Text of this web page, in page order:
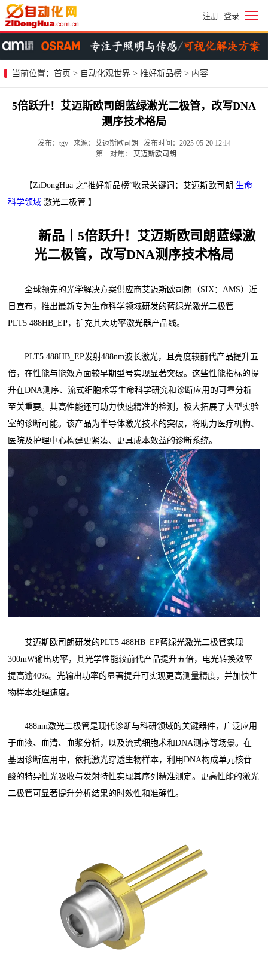
注册 | 登录
当前位置： 首页 > 自动化观世界 > 推好新品榜 > 内容
5倍跃升！艾迈斯欧司朗蓝绿激光二极管，改写DNA
测序技术格局
发布：tgy 来源：艾迈斯欧司朗 发布时间：2025-05-20 12:14
第一对焦： 艾迈斯欧司朗
【ZiDongHua 之“推好新品榜”收录关键词：艾迈斯欧司朗 生命
科学领域 激光二极管 】
新品丨5倍跃升！艾迈斯欧司朗蓝绿激
光二极管，改写DNA测序技术格局
全球领先的光学解决方案供应商艾迈斯欧司朗（SIX：AMS）近
日宣布，推出最新专为生命科学领域研发的蓝绿光激光二极管——
PLT5 488HB_EP，扩充其大功率激光器产品线。
PLT5 488HB_EP发射488nm波长激光，且亮度较前代产品提升五
倍，在性能与能效方面较早期型号实现显著突破。这些性能指标的提
升在DNA测序、流式细胞术等生命科学研究和诊断应用的可靠分析
至关重要。其高性能还可助力快速精准的检测，极大拓展了大型实验
室的诊断可能。该产品为半导体激光技术的突破，将助力医疗机构、
医院及护理中心构建更紧凑、更具成本效益的诊断系统。
艾迈斯欧司朗研发的PLT5 488HB_EP蓝绿光激光二极管实现
300mW输出功率，其光学性能较前代产品提升五倍，电光转换效率
提高逾40%。光输出功率的显著提升可实现更高测量精度，并加快生
物样本处理速度。
488nm激光二极管是现代诊断与科研领域的关键器件，广泛应用
于血液、血清、血浆分析，以及流式细胞术和DNA测序等场景。在
基因诊断应用中，依托激光穿透生物样本，利用DNA构成单元核苷
酸的特异性光吸收与发射特性实现其序列精准测定。更高性能的激光
二极管可显著提升分析结果的时效性和准确性。